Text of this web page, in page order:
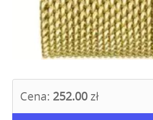
Cena: 252.00 zł